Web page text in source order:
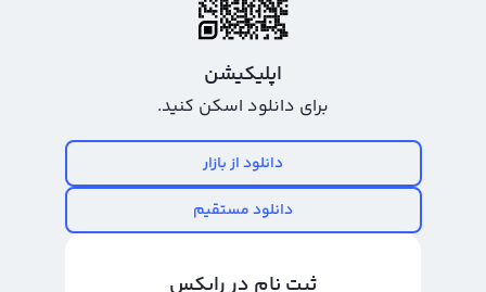
اپلیکیشن
برای دانلود اسکن کنید.
دانلود از بازار
دانلود مستقیم
ثبت نام در رابکس